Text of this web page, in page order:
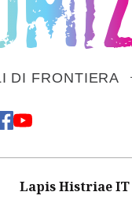
DI FRONTIERA
Lapis Histriae IT